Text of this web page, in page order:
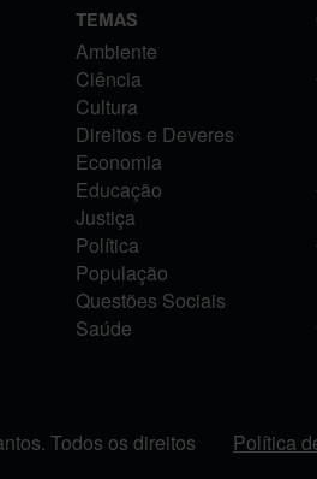
TEMAS
Ambiente
Ciência
Cultura
Direitos e Deveres
Economia
Educação
Justiça
Política
População
Questões Sociais
Saúde
Todos os direitos FOOTER
Política